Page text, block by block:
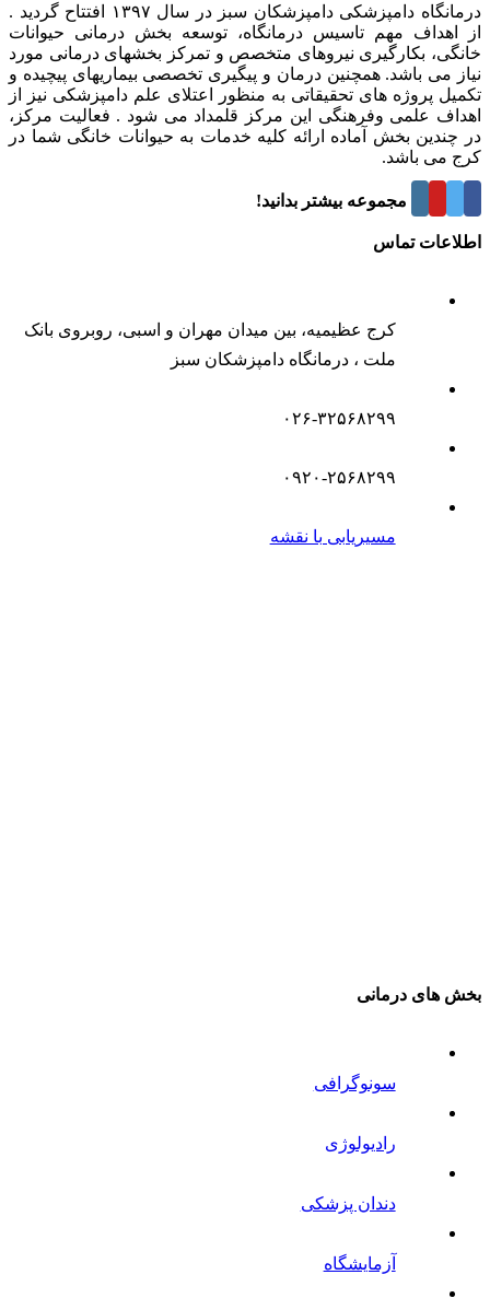
درمانگاه دامپزشکی دامپزشکان سبز در سال ۱۳۹۷ افتتاح گردید .
از اهداف مهم تاسیس درمانگاه، توسعه بخش درمانی حیوانات
خانگی، بکارگیری نیروهای متخصص و تمرکز بخشهای درمانی مورد
نیاز می باشد. همچنین درمان و پیگیری تخصصی بیماریهای پیچیده و
تکمیل پروژه های تحقیقاتی به منظور اعتلای علم دامپزشکی نیز از
اهداف علمی وفرهنگی این مرکز قلمداد می شود . فعالیت مرکز،
در چندین بخش آماده ارائه کلیه خدمات به حیوانات خانگی شما در
کرج می باشد.
درباره این مجموعه بیشتر بدانید!
اطلاعات تماس
کرج عظیمیه، بین میدان مهران و اسبی، روبروی بانک
ملت ، درمانگاه دامپزشکان سبز
۰۲۶-۳۲۵۶۸۲۹۹
۰۹۲۰-۲۵۶۸۲۹۹
مسیریابی با نقشه
بخش های درمانی
سونوگرافی
رادیولوژی
دندان پزشکی
آزمایشگاه